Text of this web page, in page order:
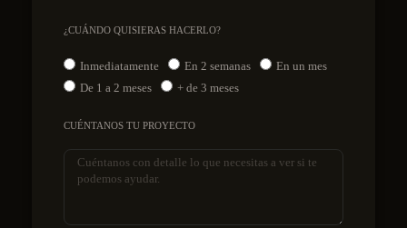
¿CUÁNDO QUISIERAS HACERLO?
Inmediatamente En 2 semanas
En un mes
De 1 a 2 meses
+ de 3 meses
CUÉNTANOS TU PROYECTO